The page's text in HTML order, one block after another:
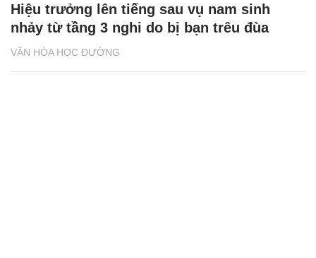
VĂN HÓA HỌC ĐƯỜNG
Hiệu trưởng lên tiếng sau vụ nam sinh
nhảy từ tầng 3 nghi do bị bạn trêu đùa